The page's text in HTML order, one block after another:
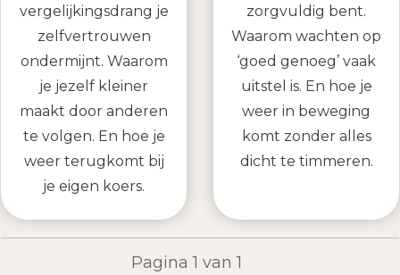
vergelijkingsdrang je
zelfvertrouwen
ondermijnt. Waarom
je jezelf kleiner
maakt door anderen
te volgen. En hoe je
weer terugkomt bij
je eigen koers.
zorgvuldig bent.
Waarom wachten op
‘goed genoeg’ vaak
uitstel is. En hoe je
weer in beweging
komt zonder alles
dicht te timmeren.
Pagina1 van1